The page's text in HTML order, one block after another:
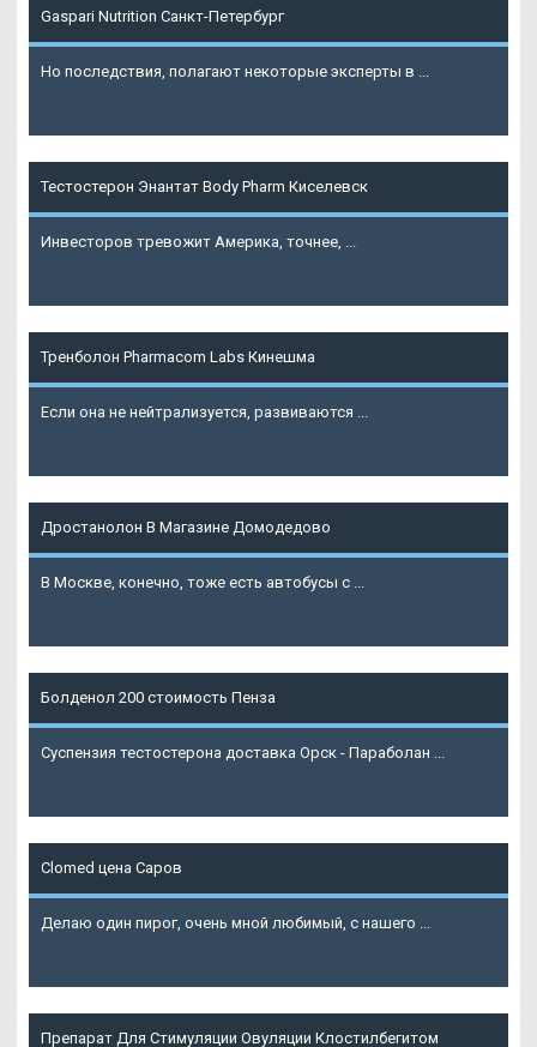
Gaspari Nutrition Санкт-Петербург
Но последствия, полагают некоторые эксперты в ...
Тестостерон Энантат Body Pharm Киселевск
Инвесторов тревожит Америка, точнее, ...
Тренболон Pharmacom Labs Кинешма
Если она не нейтрализуется, развиваются ...
Дростанолон В Магазине Домодедово
В Москве, конечно, тоже есть автобусы с ...
Болденол 200 стоимость Пенза
Суспензия тестостерона доставка Орск - Параболан ...
Clomed цена Саров
Делаю один пирог, очень мной любимый, с нашего ...
Препарат Для Стимуляции Овуляции Клостилбегитом